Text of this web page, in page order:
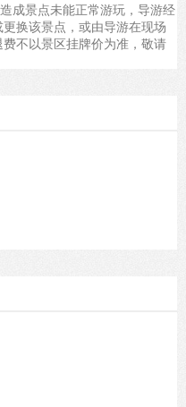
成景点未能正常游玩，导游经
换该景点，或由导游在现场
不以景区挂牌价为准，敬请